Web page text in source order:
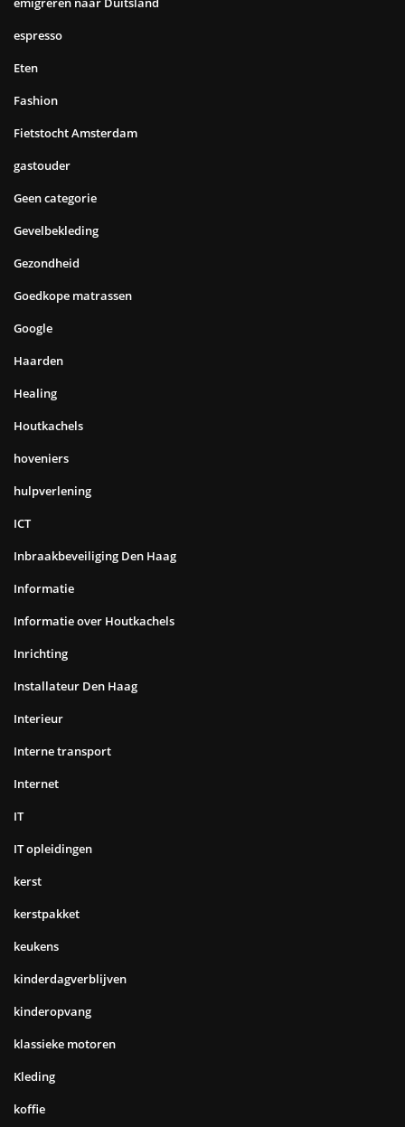
espresso
Eten
Fashion
Fietstocht Amsterdam
gastouder
Geen categorie
Gevelbekleding
Gezondheid
Goedkope matrassen
Google
Haarden
Healing
Houtkachels
hoveniers
hulpverlening
ICT
Inbraakbeveiliging Den Haag
Informatie
Informatie over Houtkachels
Inrichting
Installateur Den Haag
Interieur
Interne transport
Internet
IT
IT opleidingen
kerst
kerstpakket
keukens
kinderdagverblijven
kinderopvang
klassieke motoren
Kleding
koffie